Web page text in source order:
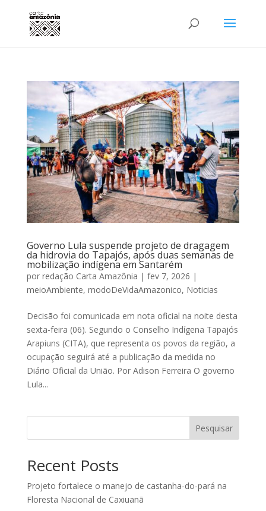
Governo Lula suspende projeto de dragagem
da hidrovia do Tapajós, após duas semanas de
mobilização indígena em Santarém
por redação Carta Amazônia | fev 7, 2026 |
meioAmbiente, modoDeVidaAmazonico, Noticias
Decisão foi comunicada em nota oficial na noite desta
sexta-feira (06). Segundo o Conselho Indígena Tapajós
Arapiuns (CITA), que representa os povos da região, a
ocupação seguirá até a publicação da medida no
Diário Oficial da União. Por Adison Ferreira O governo
Lula...
Pesquisar
Recent Posts
Projeto fortalece o manejo de castanha-do-pará na
Floresta Nacional de Caxiuanã